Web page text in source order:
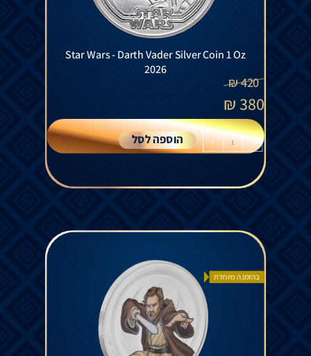
Star Wars - Darth Vader Silver Coin 1 Oz
2026
420
₪
380
₪
-
+ הוספה לסל
בהזמנה מיוחדת